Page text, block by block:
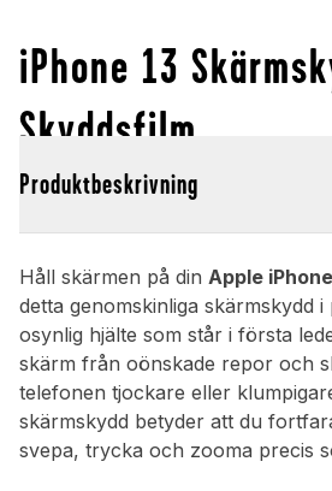
iPhone 13
Skyddsfilm
Produktbeskrivning
Håll skärmen på din Apple
detta genomskinliga skärmskydd
osynlig hjälte som står i första
skärm från oönskade repor och
telefonen tjockare eller
skärmskydd betyder att du
svepa, trycka och zooma precis